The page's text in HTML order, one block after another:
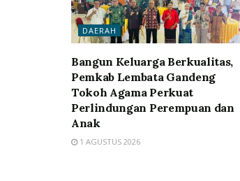
DAERAH
Bangun Keluarga Berkualitas,
Pemkab Lembata Gandeng
Tokoh Agama Perkuat
Perlindungan Perempuan dan
Anak
1 AGUSTUS 2026